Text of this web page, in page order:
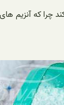
نمی کند چرا